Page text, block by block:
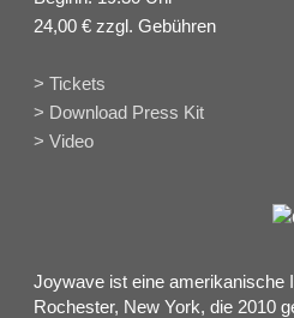
24,00 € zzgl. Gebühren
> Tickets
> Download Press Kit
> Video
Joywave ist eine amerikanische
Rochester, New York, die 2010